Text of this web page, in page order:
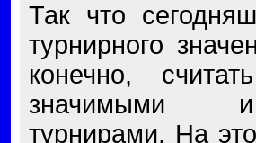
Так что
турнирного
конечно,
значимыми
турнирами. На